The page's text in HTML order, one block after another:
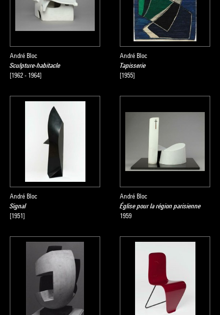
André Bloc
Sculpture-habitacle
[1962 - 1964]
André Bloc
Tapisserie
[1955]
André Bloc
Signal
[1951]
André Bloc
Église pour la région parisienne
1959